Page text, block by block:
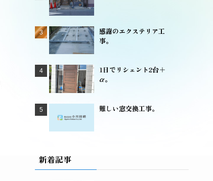
感謝のエクステリア工
事。
1日でリシェント2台＋
α。
難しい窓交換工事。
新着記事